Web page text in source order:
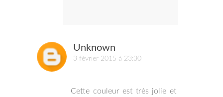
Unknown
3 février 2015 à 23:30
Cette couleur est très jolie et